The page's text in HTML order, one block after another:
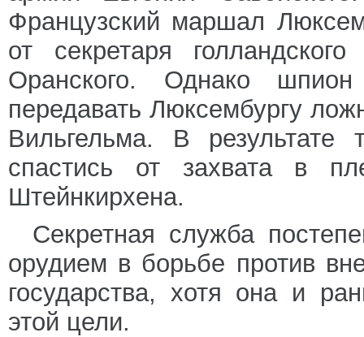
Французский маршал
от секретаря
Оранского. Однако
передавать Люксембургу
Вильгельма. В результате
спастись от захвата в
Штейнкирхена.
Секретная служба
орудием в борьбе против
государства, хотя она и
этой цели.